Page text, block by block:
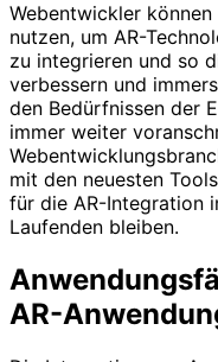
Webentwickler
nutzen, um AR-
zu integrieren und so
verbessern und
den Bedürfnissen der
immer weiter
mit den neuesten
für die AR-Integration
Laufenden bleiben.
AR-